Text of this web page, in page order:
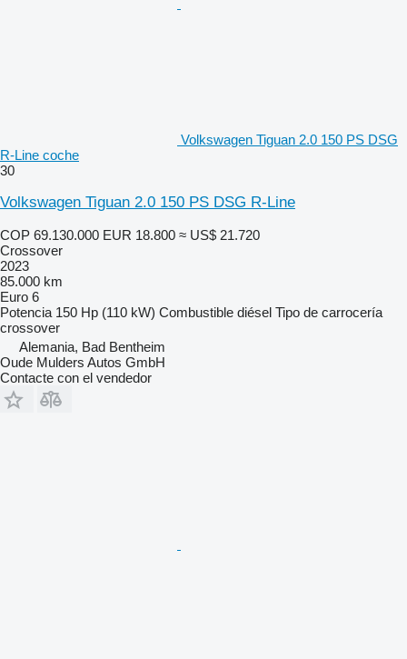
Volkswagen Tiguan 2.0 150 PS DSG
R-Line coche
30
Volkswagen Tiguan 2.0 150 PS DSG R-Line
COP 69.130.000 EUR 18.800 ≈ US$ 21.720
Crossover
2023
85.000 km
Euro 6
Potencia 150 Hp (110 kW) Combustible diésel Tipo de carrocería
crossover
Alemania, Bad Bentheim
Oude Mulders Autos GmbH
Contacte con el vendedor